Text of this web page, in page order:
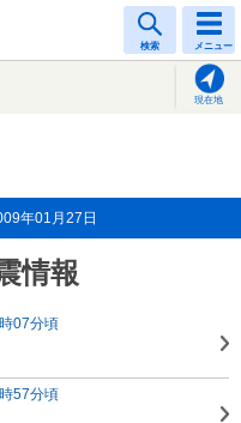
検索 メニュー
現在地
年01月27日
情報
07分頃
57分頃